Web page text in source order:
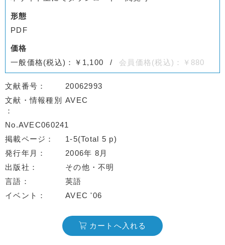
形態
PDF
価格
一般価格(税込)：￥1,100
会員価格(税込)：￥880
文献番号
20062993
文献・情報種別
AVEC
No.AVEC060241
掲載ページ
1-5(Total 5 p)
発行年月
2006年 8月
出版社
その他・不明
言語
英語
イベント
AVEC '06
カートへ入れる